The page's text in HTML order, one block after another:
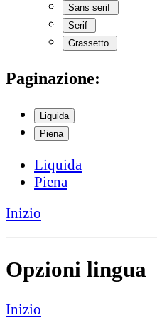
Sans serif
Serif
Grassetto
Paginazione:
Liquida
Piena
Liquida
Piena
Inizio
Opzioni lingua
Inizio